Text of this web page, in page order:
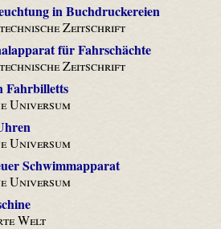
in Buchdruckereien
Zeitschrift
für Fahrschächte
Zeitschrift
Fahrbilletts
Universum
Universum
Schwimmapparat
Universum
Welt